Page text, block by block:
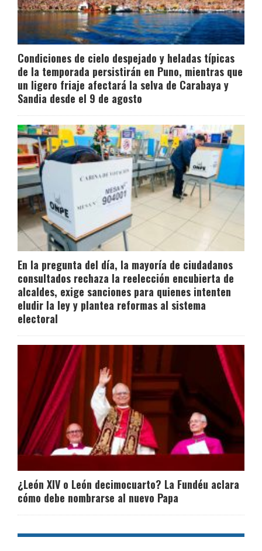
Condiciones de cielo despejado y heladas típicas
de la temporada persistirán en Puno, mientras que
un ligero friaje afectará la selva de Carabaya y
Sandia desde el 9 de agosto
En la pregunta del día, la mayoría de ciudadanos
consultados rechaza la reelección encubierta de
alcaldes, exige sanciones para quienes intenten
eludir la ley y plantea reformas al sistema
electoral
¿León XIV o León decimocuarto? La Fundéu aclara
cómo debe nombrarse al nuevo Papa